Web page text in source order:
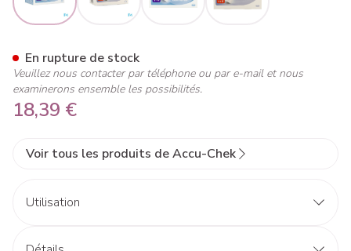
18,39 €
En rupture de stock
Veuillez nous contacter par téléphone ou par e-mail et nous
examinerons ensemble les possibilités.
Voir tous les produits de Accu-Chek
Utilisation